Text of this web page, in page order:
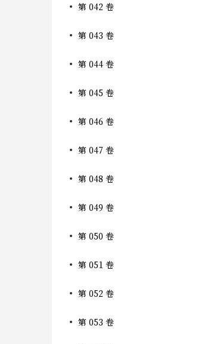
第 042 卷
第 043 卷
第 044 卷
第 045 卷
第 046 卷
第 047 卷
第 048 卷
第 049 卷
第 050 卷
第 051 卷
第 052 卷
第 053 卷